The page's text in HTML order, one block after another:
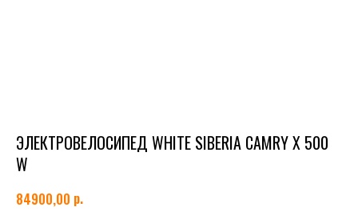
ЭЛЕКТРОВЕЛОСИПЕД WHITE SIBERIA CAMRY X 500
W
84900,00 р.